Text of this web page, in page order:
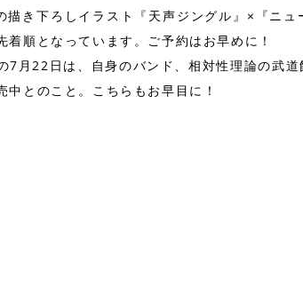
き下ろしイラスト『天声ジングル』×『ニュ
順となっています。ご予約はお早めに！
7月22日は、自身のバンド、相対性理論の武
とのこと。こちらもお早目に！